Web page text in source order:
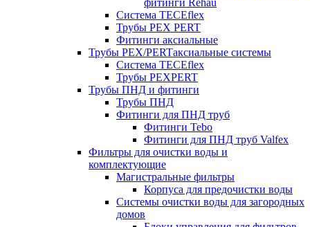
фитинги Rehau
Система TECEflex
Трубы PEX PERT
Фитинги аксиальные
Трубы PEX/PERTаксиальные системы
Система TECEflex
Трубы PEXPERT
Трубы ПНД и фитинги
Трубы ПНД
Фитинги для ПНД труб
Фитинги Tebo
Фитинги для ПНД труб Valfex
Фильтры для очистки воды и
комплектующие
Магистральные фильтры
Корпуса для предочистки воды
Системы очистки воды для загородных
домов